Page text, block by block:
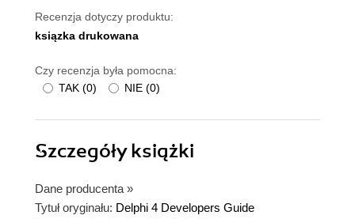
Recenzja dotyczy produktu:
ksiązka drukowana
Czy recenzja była pomocna:
TAK (0) NIE (0)
Szczegółyksiążki
Dane producenta »
Tytuł oryginału: Delphi 4 Developers Guide